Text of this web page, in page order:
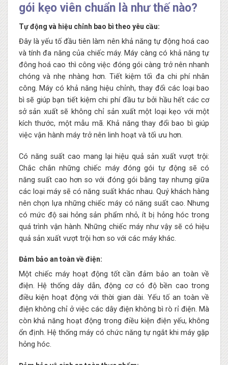
gói kẹo viên chuẩn là như thế nào?
Tự động và hiệu chỉnh bao bì theo yêu cầu:
Đây là yếu tố đầu tiên làm nên khả năng tự động hoá cao
và tính đa năng của chiếc máy. Máy càng có khả năng tự
đông hoá cao thì công việc đóng gói càng trở nên nhanh
chóng và nhẹ nhàng hơn. Tiết kiệm tối đa chi phí nhân
công. Máy có khả năng hiệu chỉnh, thay đổi các loại bao
bì sẽ giúp bạn tiết kiệm chi phí đầu tư bởi hầu hết các cơ
sở sản xuất sẽ không chỉ sản xuất một loại kẹo với một
kích thước, một mẫu mã. Khả năng thay đổi bao bì giúp
việc vận hành máy trở nên linh hoạt và tối ưu hơn.
Có năng suất cao mang lại hiệu quả sản xuất vượt trội:
Chắc chắn những chiếc máy đóng gói tự động sẽ có
năng suất cao hơn so với đóng gói bằng tay nhưng giữa
các loại máy sẽ có năng suất khác nhau. Quý khách hàng
nên chọn lựa những chiếc máy có năng suất cao. Nhưng
có mức độ sai hỏng sản phẩm nhỏ, ít bị hỏng hóc trong
quá trình vận hành. Những chiếc máy như vậy sẽ có hiệu
quả sản xuất vượt trội hơn so với các máy khác.
Đảm bảo an toàn về điện:
Một chiếc máy hoạt động tốt cần đảm bảo an toàn về
điện. Hệ thống dây dẫn, động cơ có độ bền cao trong
điều kiện hoạt động với thời gian dài. Yếu tố an toàn về
điện không chỉ ở việc các dây điện không bì rò rỉ điện. Mà
còn khả năng hoạt động trong điều kiện điện yếu, không
ổn định. Hệ thống máy có chức năng tự ngắt khi máy gặp
hỏng hóc.